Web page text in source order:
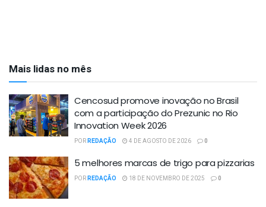
Mais lidas no mês
Cencosud promove inovação no Brasil
com a participação do Prezunic no Rio
Innovation Week 2026
PORREDAÇÃO 4 DE AGOSTO DE 2026 0
5 melhores marcas de trigo para pizzarias
PORREDAÇÃO 18 DE NOVEMBRO DE 2025 0